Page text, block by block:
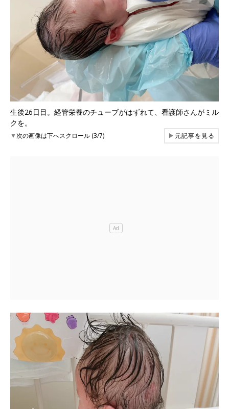
生後26日目。経管栄養のチューブがはずれて、看護師さんがミル
クを。
▼次の画像は下へスクロール (3/7) ▶元記事を見る